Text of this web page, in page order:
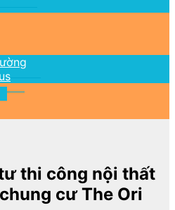
thi công nội thất
cư The Ori